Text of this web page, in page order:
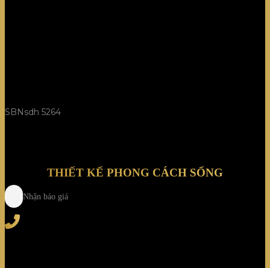
SBNsdh 5264
THIẾT KẾ PHONG CÁCH SỐNG
Nhận báo giá